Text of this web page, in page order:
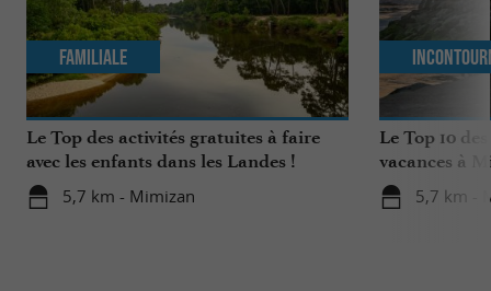
Le Top des activités gratuites à faire
avec les enfants dans les Landes !
5,7 km - Mimizan
Familiale
Le Top 10
vacances à
5,7 km -